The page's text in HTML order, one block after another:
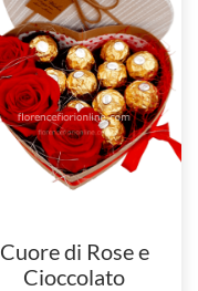
Cuore di Rose e
Cioccolato